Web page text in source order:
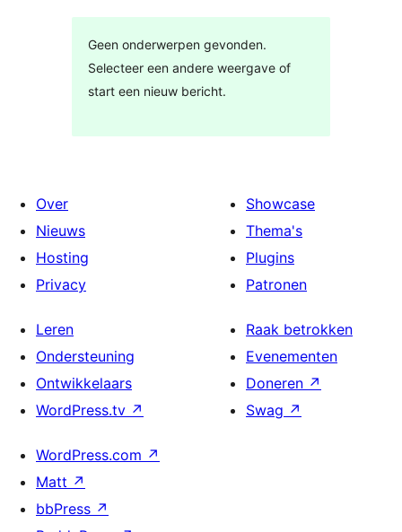
Geen onderwerpen gevonden.
Selecteer een andere weergave of
start een nieuw bericht.
Over
Nieuws
Hosting
Privacy
Showcase
Thema's
Plugins
Patronen
Leren
Ondersteuning
Ontwikkelaars
WordPress.tv ↗
Raak betrokken
Evenementen
Doneren ↗
Swag ↗
WordPress.com ↗
Matt ↗
bbPress ↗